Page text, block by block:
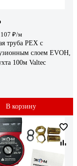
107 ₽/м
труба PEX c
слоем EVOH,
100м Valtec
В корзину